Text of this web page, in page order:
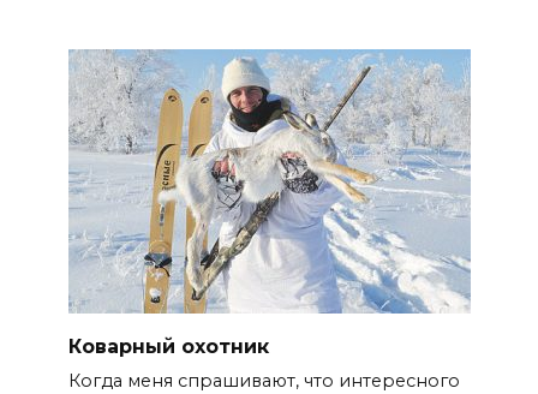
Коварный охотник
Когда меня спрашивают, что интересного